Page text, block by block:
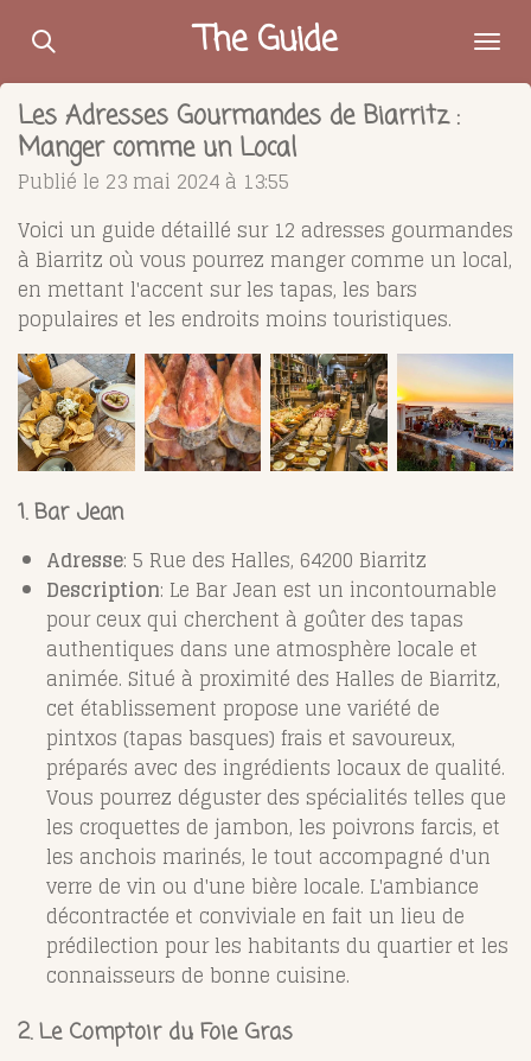
Passer
contenu
principal
The Guide
Les Adresses Gourmandes de Biarritz :
Manger comme un Local
Publié le 23 mai 2024 à 13:55
Voici un guide détaillé sur 12 adresses gourmandes
à Biarritz où vous pourrez manger comme un local,
en mettant l'accent sur les tapas, les bars
populaires et les endroits moins touristiques.
1. Bar Jean
Adresse: 5 Rue des Halles, 64200 Biarritz
Description: Le Bar Jean est un incontournable
pour ceux qui cherchent à goûter des tapas
authentiques dans une atmosphère locale et
animée. Situé à proximité des Halles de Biarritz,
cet établissement propose une variété de
pintxos (tapas basques) frais et savoureux,
préparés avec des ingrédients locaux de qualité.
Vous pourrez déguster des spécialités telles que
les croquettes de jambon, les poivrons farcis, et
les anchois marinés, le tout accompagné d'un
verre de vin ou d'une bière locale. L'ambiance
décontractée et conviviale en fait un lieu de
prédilection pour les habitants du quartier et les
connaisseurs de bonne cuisine.
2. Le Comptoir du Foie Gras